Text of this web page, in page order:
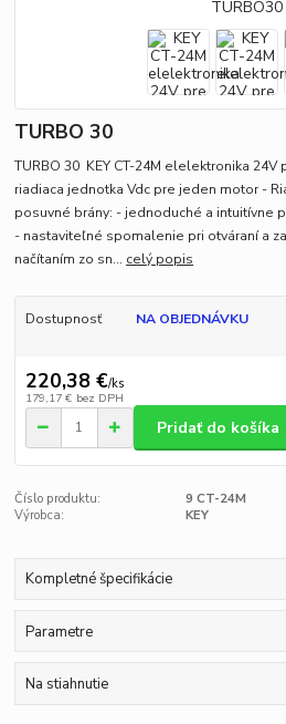
TURBO 30
TURBO 30 KEY CT-24M elelektronika
riadiaca jednotka Vdc pre jeden motor -
posuvné brány: - jednoduché a intuitívne
- nastaviteľné spomalenie pri otváraní a
načítaním zo sn... celý popis
Dostupnosť NA OBJEDNÁVKU
220,38 €/ks
179,17 € bez DPH
Pridať do košíka
Číslo produktu:
9 CT-24M
Výrobca:
KEY
Kompletné špecifikácie
Parametre
Na stiahnutie